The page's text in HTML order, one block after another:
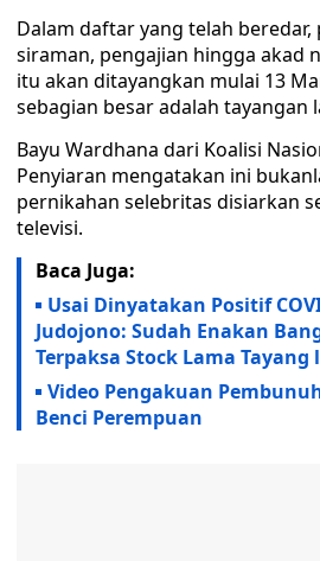
Dalam daftar yang telah beredar,
siraman, pengajian hingga akad
itu akan ditayangkan mulai 13
sebagian besar adalah tayangan
Bayu Wardhana dari Koalisi
Penyiaran mengatakan ini
pernikahan selebritas disiarkan
televisi.
Baca Juga:
Usai Dinyatakan Positif
Judojono: Sudah Enakan
Terpaksa Stock Lama Tayang
Video Pengakuan
Benci Perempuan